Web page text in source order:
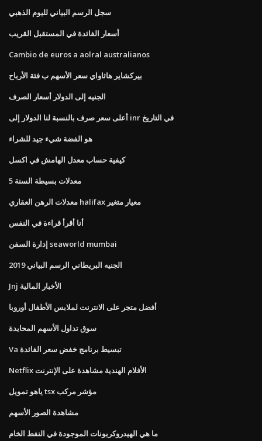
سجل الرسم البياني لليوم الذهبي
أسعار الفائدة في المستقبل القريب
Cambio de euros a aolral australianos
بيركشاير هاثاواي سعر الأسهم ب فئة الأرباح
الجنيه إلى الدولار أسعار الصرف
أعلى سعر صرف بالنسبة لنا الدولار إلى inr في التاريخ
هو الفضة شيء جيد للشراء
كيفية حساب معدل الهامش في اكسل
معدلات بسيطة السنة 5
معدلات الرهن العقاري halifax معيار متغير
أنا أقرأ قراءة في النفس
إدارة السفن seaworld mumbai
الجنيه البريطاني الرسم البياني 2019
Jnj الأخبار المالية
أفضل متجر على الانترنت لملابس الأطفال أوروبا
سوق تداول الأسهم المحايدة
Va تبسيط برنامج خفض سعر الفائدة
Netflix الأفلام الهندية مشاهدة على الإنترنت
ياهو تمويل tsx مؤشر مركب
مشاهدة الصور الأسهم
ما هي الهيدروكربونات الموجودة في النفط الخام